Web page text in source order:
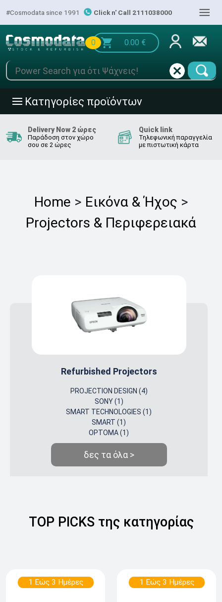
#Cosmodata since 1991 Click n' Call 2111038000 |||
0 0.00 €
||| Κατηγορίες προϊόντων
Delivery Now 2 ώρες
Παράδοση στον χώρο
σου σε 2 ώρες
Quick link
Τηλεφωνική παραγγελία
με πιστωτική κάρτα
Home > Εικόνα & Ήχος >
Projectors & Περιφερειακά
Refurbished Projectors
PROJECTION DESIGN (4)
SONY (1)
SMART TECHNOLOGIES (1)
SMART (1)
OPTOMA (1)
δες τα όλα >
TOP PICKS της κατηγορίας
1 Εώς 3 Ημέρες 1 Εώς 3 Ημέρες